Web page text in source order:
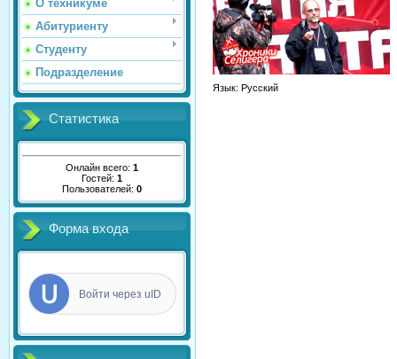
О техникуме
Абитуриенту
Студенту
Подразделение
Статистика
Онлайн всего: 1
Гостей: 1
Пользователей: 0
Форма входа
Войти через uID
Язык: Русский